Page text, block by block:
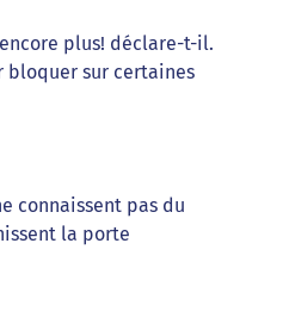
plus! déclare-t-il.
bloquer sur certaines
connaissent pas du
la porte